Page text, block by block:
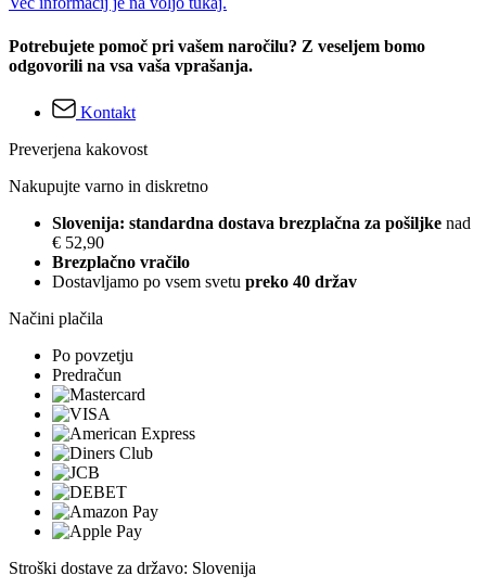
Potrebujete pomoč pri vašem naročilu? Z veseljem bomo
odgovorili na vsa vaša vprašanja.
Kontakt
Preverjena kakovost
Nakupujte varno in diskretno
Slovenija: standardna dostava brezplačna za pošiljke nad
€ 52,90
Brezplačno vračilo
Dostavljamo po vsem svetu preko 40 držav
Načini plačila
Po povzetju
Predračun
Stroški dostave za državo: Slovenija